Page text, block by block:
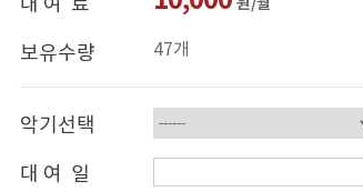
보유수량 47개
악기선택
대 여 일